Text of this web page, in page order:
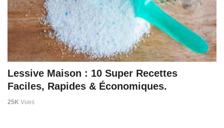
Lessive Maison : 10 Super Recettes
Faciles, Rapides & Économiques.
25K Vues